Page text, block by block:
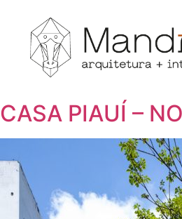
CASA PIAUÍ –